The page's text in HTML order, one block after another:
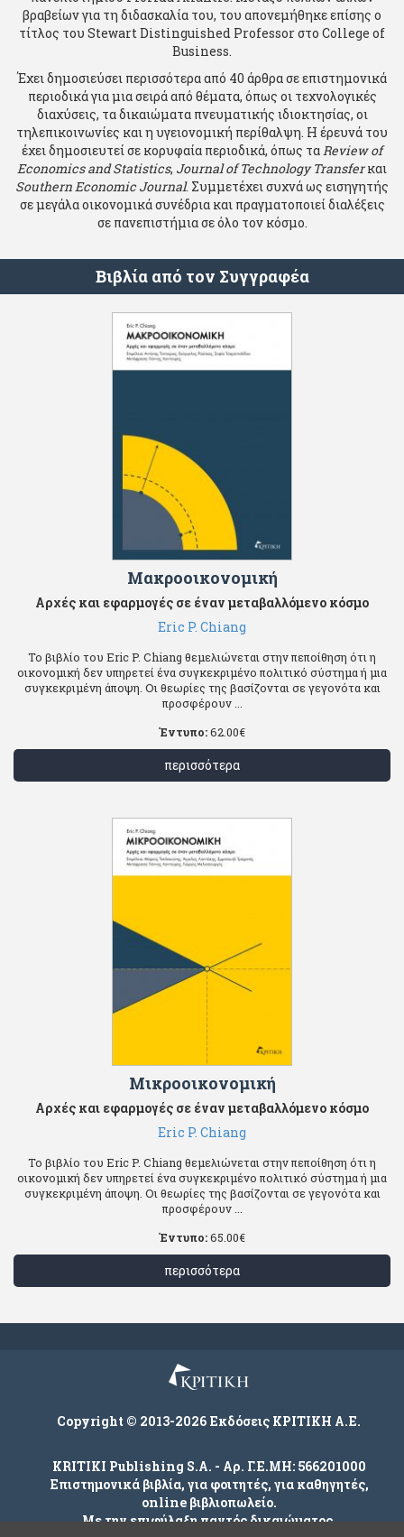
βραβείων για τη διδασκαλία του, του απονεμήθηκε επίσης ο
τίτλος του Stewart Distinguished Professor στο College of
Business.
Έχει δημοσιεύσει περισσότερα από 40 άρθρα σε επιστημονικά
περιοδικά για μια σειρά από θέματα, όπως οι τεχνολογικές
διαχύσεις, τα δικαιώματα πνευματικής ιδιοκτησίας, οι
τηλεπικοινωνίες και η υγειονομική περίθαλψη. Η έρευνά του
έχει δημοσιευτεί σε κορυφαία περιοδικά, όπως ταReview of
Economics and Statistics, Journal of Technology Transferκαι
Southern Economic Journal. Συμμετέχει συχνά ως εισηγητής
σε μεγάλα οικονομικά συνέδρια και πραγματοποιεί διαλέξεις
σε πανεπιστήμια σε όλο τον κόσμο.
Βιβλία από τον Συγγραφέα
Μακροοικονομική
Aρχές και εφαρμογές σε έναν μεταβαλλόμενο κόσμο
Eric P. Chiang
Το βιβλίο του Eric P. Chiang θεμελιώνεται στην πεποίθηση ότι η
οικονομική δεν υπηρετεί ένα συγκεκριμένο πολιτικό σύστημα ή μια
συγκεκριμένη άποψη. Οι θεωρίες της βασίζονται σε γεγονότα και
προσφέρουν ...
Έντυπο:62.00€
περισσότερα
Μικροοικονομική
Αρχές και εφαρμογές σε έναν μεταβαλλόμενο κόσμο
Eric P. Chiang
Το βιβλίο του Eric P. Chiang θεμελιώνεται στην πεποίθηση ότι η
οικονομική δεν υπηρετεί ένα συγκεκριμένο πολιτικό σύστημα ή μια
συγκεκριμένη άποψη. Οι θεωρίες της βασίζονται σε γεγονότα και
προσφέρουν ...
Έντυπο:65.00€
περισσότερα
Copyright © 2013-2026 Εκδόσεις ΚΡΙΤΙΚΗ Α.Ε.
KRITIKI Publishing S.A. - Αρ. Γ.Ε.ΜΗ: 566201000
Επιστημονικά βιβλία, για φοιτητές, για καθηγητές,
online βιβλιοπωλείο.
Με την επιφύλαξη παντός δικαιώματος.